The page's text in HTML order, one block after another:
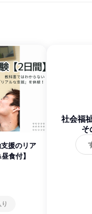
支援のリア
食付】
社会福
そ